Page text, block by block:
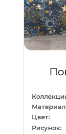
Цвет:
Рисунок: